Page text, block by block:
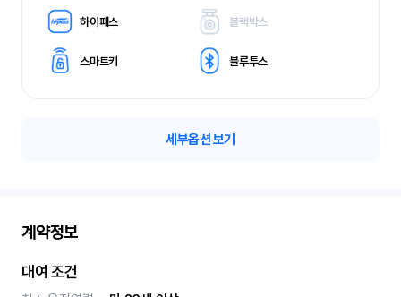
하이패스 블랙박스
스마트키 블루투스
세부옵션 보기
계약정보
대여 조건